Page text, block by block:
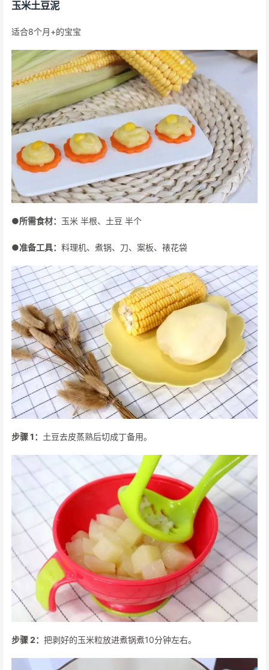
玉米土豆泥
适合8个月+的宝宝
●所需食材： 玉米 半根、土豆 半个
●准备工具： 料理机、煮锅、刀、案板、裱花袋
步骤 1： 土豆去皮蒸熟后切成丁备用。
步骤 2： 把剥好的玉米粒放进煮锅煮10分钟左右。